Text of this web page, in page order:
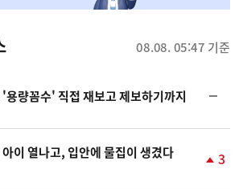
08.08. 05:47 기준
'용량꼼수' 직접 재보고 제보하기까지
일
이 열나고, 입안에 물집이 생겼다
3